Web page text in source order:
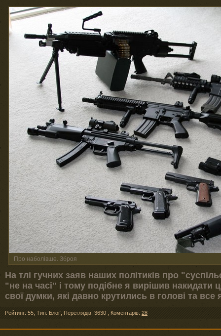
Про наболівше. Зброя
На тлі гучних заяв наших політиків про
"не на часі" і тому подібне я вирішив накидати
свої думки, які давно крутились в голові та
Рейтинг: 55 Тип: Блоґ Переглядів: 3630 Коментарів: 28